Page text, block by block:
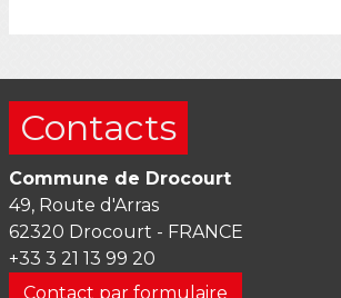
Contacts
Commune de Drocourt
49, Route d'Arras
62320 Drocourt - FRANCE
+33 3 21 13 99 20
Contact par formulaire